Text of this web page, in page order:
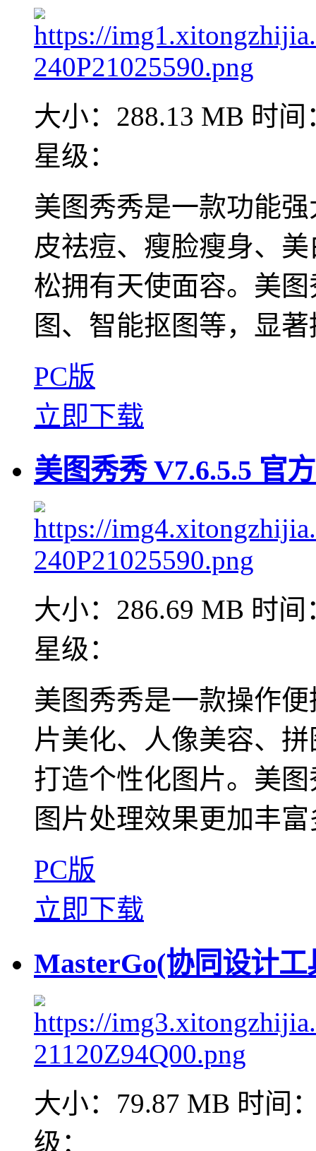
大小：288.13 MB 时间
星级：
美图秀秀是一款功能
皮祛痘、瘦脸瘦身、
松拥有天使面容。美
图、智能抠图等，显
PC版
立即下载
美图秀秀 V7.6.5.5 官
大小：286.69 MB 时间
星级：
美图秀秀是一款操作
片美化、人像美容、
打造个性化图片。美
图片处理效果更加丰
PC版
立即下载
MasterGo(协同设计工
大小：79.87 MB 时间
级：